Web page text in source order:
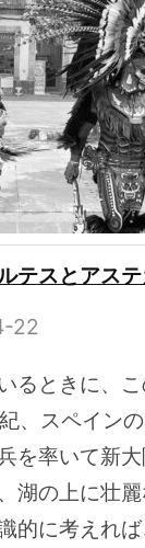
テスとアステ
22
るときに、
、スペイン
を率いて新
湖の上に壮
的に考えれ